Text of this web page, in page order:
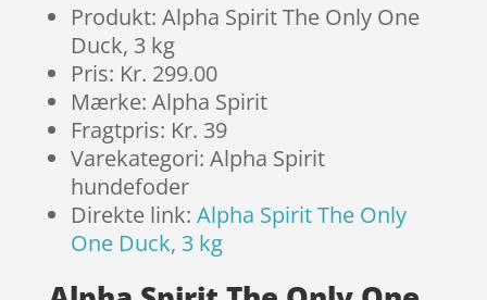
Produkt: Alpha Spirit The Only One
Duck, 3 kg
Pris: Kr. 299.00
Mærke: Alpha Spirit
Fragtpris: Kr. 39
Varekategori: Alpha Spirit
hundefoder
Direkte link: Alpha Spirit The Only
One Duck, 3 kg